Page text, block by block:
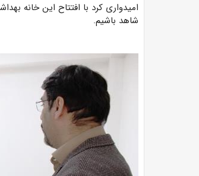
امیدواری کرد با افتتاح این خانه
شاهد باشیم.